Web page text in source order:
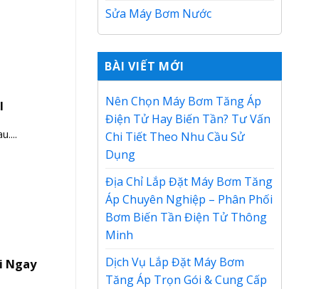
Ngay
Sửa Máy Bơm Nước
BÀI VIẾT MỚI
Nên Chọn Máy Bơm Tăng Áp
Điện Tử Hay Biến Tần? Tư Vấn
Chi Tiết Theo Nhu Cầu Sử
Dụng
Địa Chỉ Lắp Đặt Máy Bơm Tăng
Áp Chuyên Nghiệp – Phân Phối
Bơm Biến Tần Điện Tử Thông
Minh
Dịch Vụ Lắp Đặt Máy Bơm
Tăng Áp Trọn Gói & Cung Cấp